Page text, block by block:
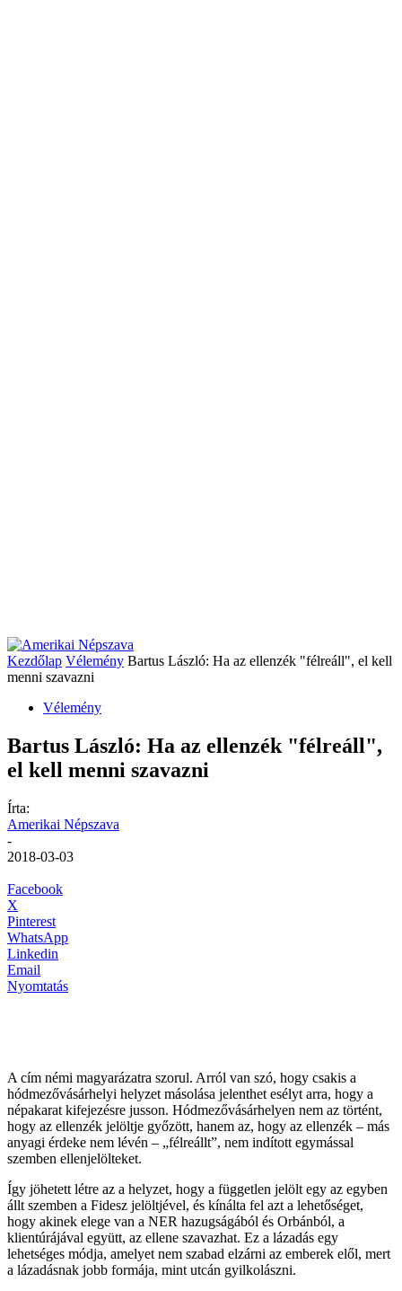
Kezdőlap Vélemény Bartus László: Ha az ellenzék "félreáll", el kell
menni szavazni
Vélemény
Bartus László: Ha az ellenzék "félreáll",
el kell menni szavazni
Írta:
Amerikai Népszava
-
2018-03-03
Facebook
X
Pinterest
WhatsApp
Linkedin
Email
Nyomtatás
A cím némi magyarázatra szorul. Arról van szó, hogy csakis a
hódmezővásárhelyi helyzet másolása jelenthet esélyt arra, hogy a
népakarat kifejezésre jusson. Hódmezővásárhelyen nem az történt,
hogy az ellenzék jelöltje győzött, hanem az, hogy az ellenzék – más
anyagi érdeke nem lévén – „félreállt”, nem indított egymással
szemben ellenjelölteket.
Így jöhetett létre az a helyzet, hogy a független jelölt egy az egyben
állt szemben a Fidesz jelöltjével, és kínálta fel azt a lehetőséget,
hogy akinek elege van a NER hazugságából és Orbánból, a
klientúrájával együtt, az ellene szavazhat. Ez a lázadás egy
lehetséges módja, amelyet nem szabad elzárni az emberek elől, mert
a lázadásnak jobb formája, mint utcán gyilkolászni.